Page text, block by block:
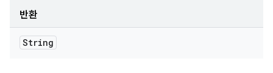
반환
String